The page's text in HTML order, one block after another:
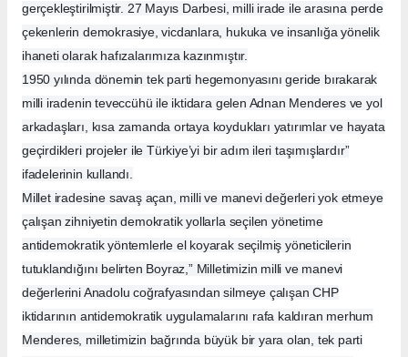
gerçekleştirilmiştir. 27 Mayıs Darbesi, milli irade ile arasına perde
çekenlerin demokrasiye, vicdanlara, hukuka ve insanlığa yönelik
ihaneti olarak hafızalarımıza kazınmıştır.
1950 yılında dönemin tek parti hegemonyasını geride bırakarak
milli iradenin teveccühü ile iktidara gelen Adnan Menderes ve yol
arkadaşları, kısa zamanda ortaya koydukları yatırımlar ve hayata
geçirdikleri projeler ile Türkiye’yi bir adım ileri taşımışlardır”
ifadelerinin kullandı.
Millet iradesine savaş açan, milli ve manevi değerleri yok etmeye
çalışan zihniyetin demokratik yollarla seçilen yönetime
antidemokratik yöntemlerle el koyarak seçilmiş yöneticilerin
tutuklandığını belirten Boyraz,” Milletimizin milli ve manevi
değerlerini Anadolu coğrafyasından silmeye çalışan CHP
iktidarının antidemokratik uygulamalarını rafa kaldıran merhum
Menderes, milletimizin bağrında büyük bir yara olan, tek parti